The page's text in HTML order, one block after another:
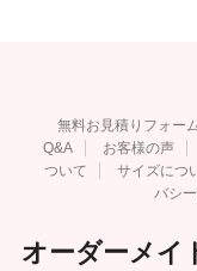
無料お見積りフォー
Q&A
お客様の声
ついて
サイズにつ
バシ
オーダーメイ